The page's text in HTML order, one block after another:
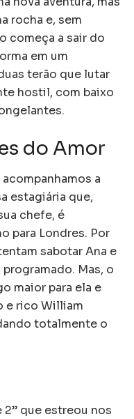
rocha e, sem
começa a sair do
em um
terão que lutar
hostil, com baixo
do Amor
a
estagiária que,
chefe, é
para Londres. Por
sabotar Ana e
Mas, o
maior para ela e
e rico William
totalmente o
2” que estreou nos